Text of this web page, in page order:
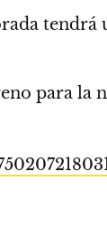
tendrá
para la